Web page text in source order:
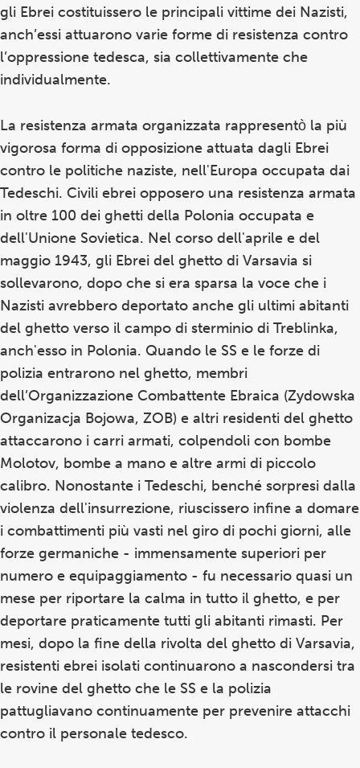
gli Ebrei costituissero le principali vittime dei Nazisti,
anch’essi attuarono varie forme di resistenza contro
l’oppressione tedesca, sia collettivamente che
individualmente.
La resistenza armata organizzata rappresentò la più
vigorosa forma di opposizione attuata dagli Ebrei
contro le politiche naziste, nell'Europa occupata dai
Tedeschi. Civili ebrei opposero una resistenza armata
in oltre 100 dei ghetti della Polonia occupata e
dell'Unione Sovietica. Nel corso dell'aprile e del
maggio 1943, gli Ebrei del ghetto di Varsavia si
sollevarono, dopo che si era sparsa la voce che i
Nazisti avrebbero deportato anche gli ultimi abitanti
del ghetto verso il campo di sterminio di Treblinka,
anch'esso in Polonia. Quando le SS e le forze di
polizia entrarono nel ghetto, membri
dell’Organizzazione Combattente Ebraica (Zydowska
Organizacja Bojowa, ZOB) e altri residenti del ghetto
attaccarono i carri armati, colpendoli con bombe
Molotov, bombe a mano e altre armi di piccolo
calibro. Nonostante i Tedeschi, benché sorpresi dalla
violenza dell'insurrezione, riuscissero infine a domare
i combattimenti più vasti nel giro di pochi giorni, alle
forze germaniche - immensamente superiori per
numero e equipaggiamento - fu necessario quasi un
mese per riportare la calma in tutto il ghetto, e per
deportare praticamente tutti gli abitanti rimasti. Per
mesi, dopo la fine della rivolta del ghetto di Varsavia,
resistenti ebrei isolati continuarono a nascondersi tra
le rovine del ghetto che le SS e la polizia
pattugliavano continuamente per prevenire attacchi
contro il personale tedesco.